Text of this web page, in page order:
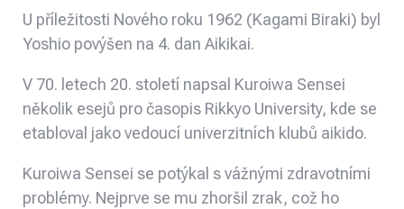
U příležitosti Nového roku 1962 (Kagami Biraki) byl
Yoshio povýšen na 4. dan Aikikai.
V 70. letech 20. století napsal Kuroiwa Sensei
několik esejů pro časopis Rikkyo University, kde se
etabloval jako vedoucí univerzitních klubů aikido.
Kuroiwa Sensei se potýkal s vážnými zdravotními
problémy. Nejprve se mu zhoršil zrak, což ho